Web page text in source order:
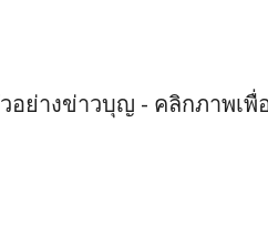
อย่างข่าวบุญ - คลิกภาพเพื่